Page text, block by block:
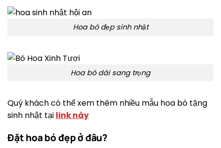
Hoa bó đẹp sinh nhật
Hoa bó dài sang trọng
Quý khách có thể xem thêm nhiều mẫu hoa bó tặng
sinh nhật tại link này
Đặt hoa bó đẹp ở đâu?